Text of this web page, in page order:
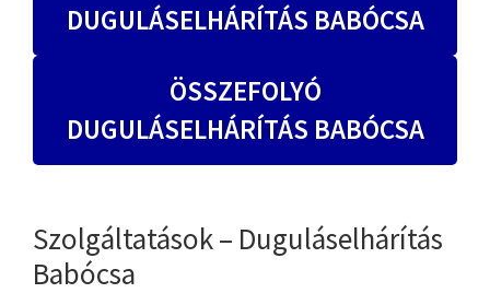
DUGULÁSELHÁRÍTÁS BABÓCSA
ÖSSZEFOLYÓ
DUGULÁSELHÁRÍTÁS BABÓCSA
Szolgáltatások – Duguláselhárítás
Babócsa